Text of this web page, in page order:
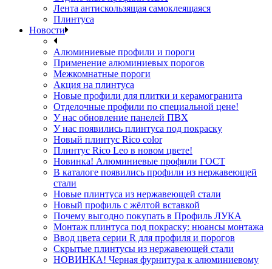
Лента антискользящая самоклеящаяся
Плинтуса
Новости
Алюминиевые профили и пороги
Применение алюминиевых порогов
Межкомнатные пороги
Акция на плинтуса
Новые профили для плитки и керамогранита
Отделочные профили по специальной цене!
У нас обновление панелей ПВХ
У нас появились плинтуса под покраску
Новый плинтус Rico color
Плинтус Rico Leo в новом цвете!
Новинка! Алюминиевые профили ГОСТ
В каталоге появились профили из нержавеющей
стали
Новые плинтуса из нержавеющей стали
Новый профиль с жёлтой вставкой
Почему выгодно покупать в Профиль ЛУКА
Монтаж плинтуса под покраску: нюансы монтажа
Ввод цвета серии R для профиля и порогов
Скрытые плинтусы из нержавеющей стали
НОВИНКА! Черная фурнитура к алюминиевому